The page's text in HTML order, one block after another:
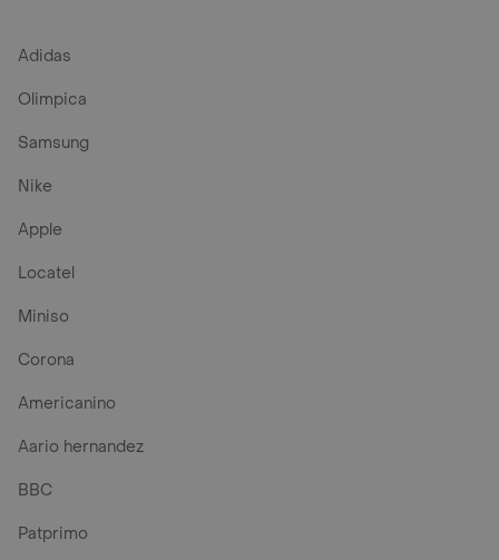
Adidas
Olimpica
Samsung
Nike
Apple
Locatel
Miniso
Corona
Americanino
Aario hernandez
BBC
Patprimo